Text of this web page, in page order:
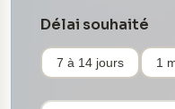
Délai souhaité
7 à 14 jours 1